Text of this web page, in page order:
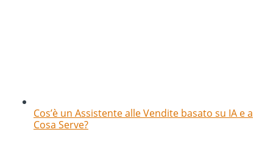
Cos’è un Assistente alle Vendite basato su IA e a
Cosa Serve?